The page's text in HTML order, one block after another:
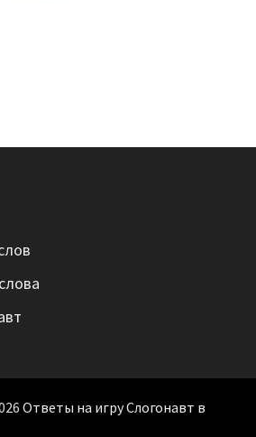
Ответы на игру Слогонавт в